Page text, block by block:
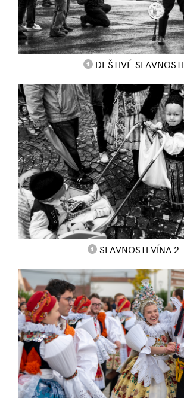
DEŠTIVÉ SLAVNOSTI
SLAVNOSTI VÍNA 2